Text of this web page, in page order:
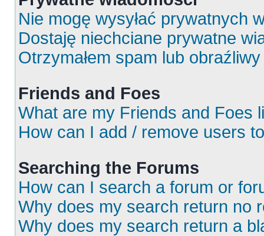
Nie mogę wysyłać prywatnych
Dostaję niechciane prywatne
Otrzymałem spam lub
Friends and Foes
What are my Friends and Foes
How can I add / remove users
Searching the Forums
How can I search a forum or
Why does my search return no
Why does my search return a